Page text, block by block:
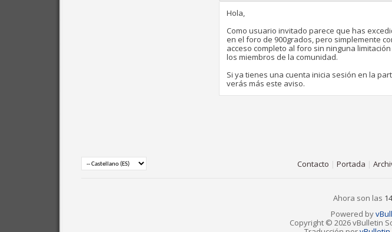
Hola,
Como usuario invitado parece que has
en el foro de 900grados, pero simplemente
acceso completo al foro sin ninguna
los miembros de la comunidad.
Si ya tienes una cuenta inicia sesión en la
verás más este aviso.
Contacto | Portada |
Ahora son las
Powered by
Copyright © 2026 vBulletin